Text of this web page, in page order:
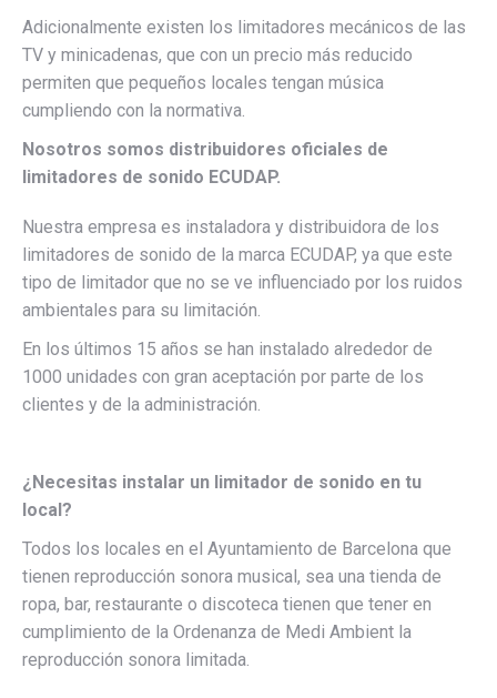
Adicionalmente existen los limitadores mecánicos de las
TV y minicadenas, que con un precio más reducido
permiten que pequeños locales tengan música
cumpliendo con la normativa.
Nosotros somos distribuidores oficiales de
limitadores de sonido ECUDAP.
Nuestra empresa es instaladora y distribuidora de los
limitadores de sonido de la marca ECUDAP, ya que este
tipo de limitador que no se ve influenciado por los ruidos
ambientales para su limitación.
En los últimos 15 años se han instalado alrededor de
1000 unidades con gran aceptación por parte de los
clientes y de la administración.
¿Necesitas instalar un limitador de sonido en tu
local?
Todos los locales en el Ayuntamiento de Barcelona que
tienen reproducción sonora musical, sea una tienda de
ropa, bar, restaurante o discoteca tienen que tener en
cumplimiento de la Ordenanza de Medi Ambient la
reproducción sonora limitada.